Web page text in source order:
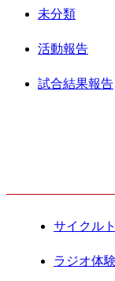
未分類
活動報告
試合結果報告
サイクル
ラジオ体